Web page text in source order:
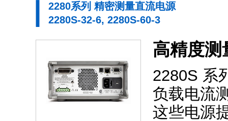
2280系列 精密测量直流电源
2280S-32-6, 2280S-60-3
高精度测
2280S 系
负载电流
这些电源